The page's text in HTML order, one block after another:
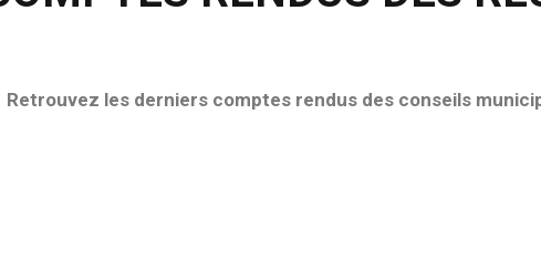
Retrouvez les derniers comptes rendus des conseils